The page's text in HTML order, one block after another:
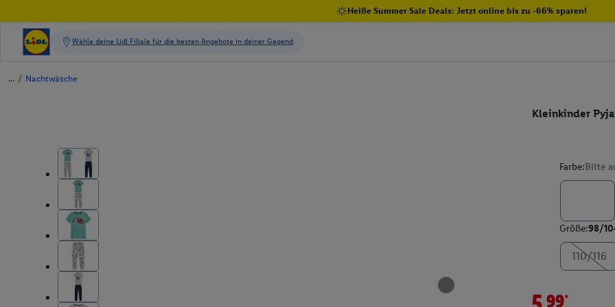
Heiße Summer Sale Deals: Jetzt online bis zu -66% sparen!
/ Nachtwäsche
Kleinkinder
Farbe:Bitte
Größe:98/
110/116